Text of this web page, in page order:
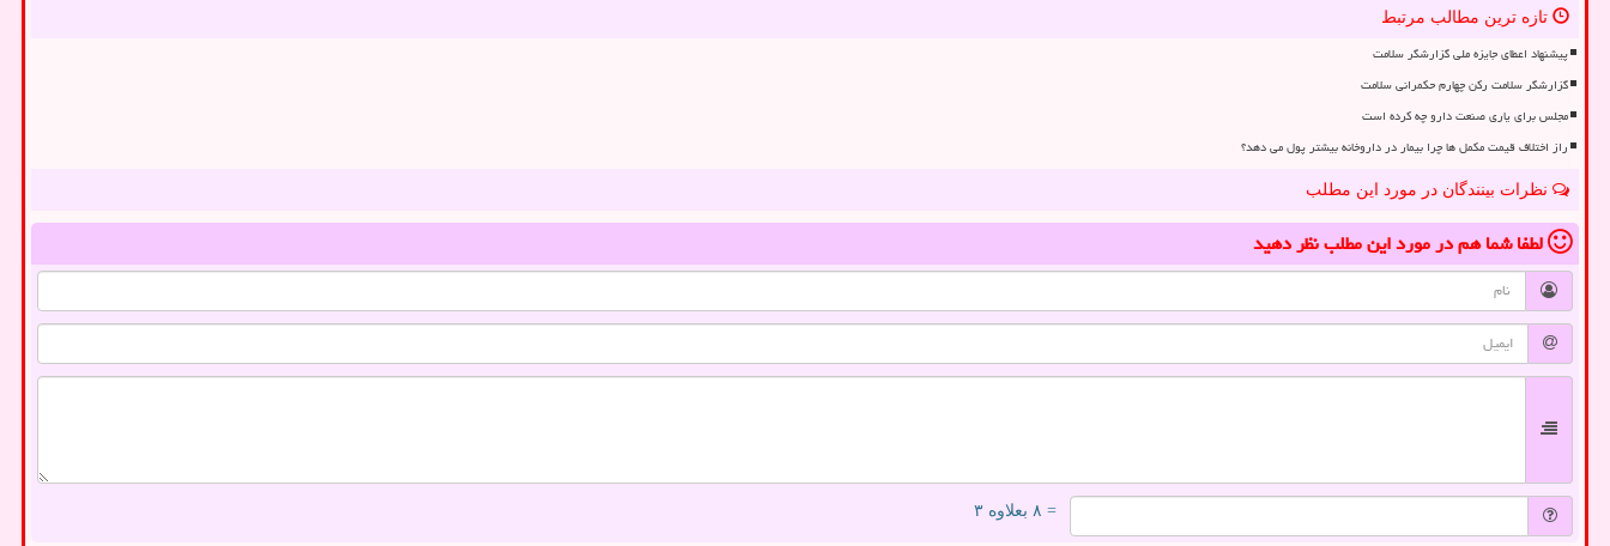
تازه ترین مطالب مرتبط
پیشنهاد اعطای جایزه ملی گزارشگر سلامت
گزارشگر سلامت رکن چهارم حکمرانی سلامت
مجلس برای یاری صنعت دارو چه کرده است
راز اختلاف قیمت مکمل ها چرا بیمار در داروخانه بیشتر پول می دهد؟
نظرات بینندگان در مورد این مطلب
لطفا شما همدر مورد این مطلبنظر دهید
= ۸ بعلاوه ۳